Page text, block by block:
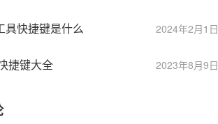
2024年2月1日
具快捷键是什么
2023年8月9日
捷键大全